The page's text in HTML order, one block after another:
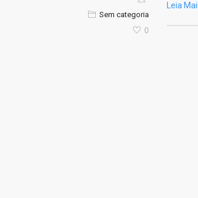
Sem categoria
0
Leia